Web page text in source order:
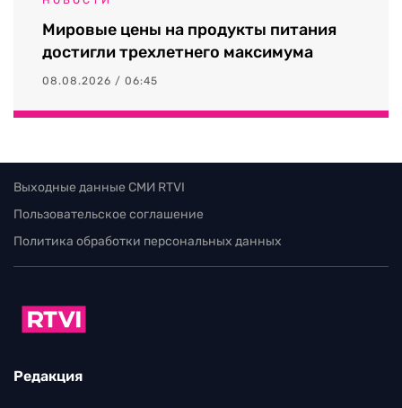
Мировые цены на продукты питания
достигли трехлетнего максимума
08.08.2026 / 06:45
Выходные данные СМИ RTVI
Пользовательское соглашение
Политика обработки персональных данных
Редакция